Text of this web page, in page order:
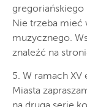
gregoriańskiego
Nie trzeba mieć
muzycznego.
znaleźć na
5. W ramach
Miasta